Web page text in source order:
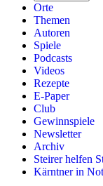
Orte
Themen
Autoren
Spiele
Podcasts
Videos
Rezepte
E-Paper
Club
Gewinnspiele
Newsletter
Archiv
Steirer helfen
Kärntner in Not